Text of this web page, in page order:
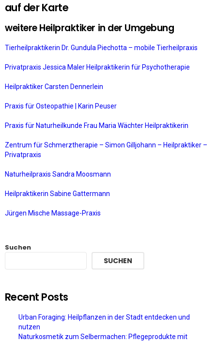
auf der Karte
weitere Heilpraktiker in der Umgebung
Tierheilpraktikerin Dr. Gundula Piechotta – mobile Tierheilpraxis
Privatpraxis Jessica Maler Heilpraktikerin für Psychotherapie
Heilpraktiker Carsten Dennerlein
Praxis für Osteopathie | Karin Peuser
Praxis für Naturheilkunde Frau Maria Wächter Heilpraktikerin
Zentrum für Schmerztherapie – Simon Gilljohann – Heilpraktiker –
Privatpraxis
Naturheilpraxis Sandra Moosmann
Heilpraktikerin Sabine Gattermann
Jürgen Mische Massage-Praxis
Suchen
SUCHEN
Recent Posts
Urban Foraging: Heilpflanzen in der Stadt entdecken und
nutzen
Naturkosmetik zum Selbermachen: Pflegeprodukte mit